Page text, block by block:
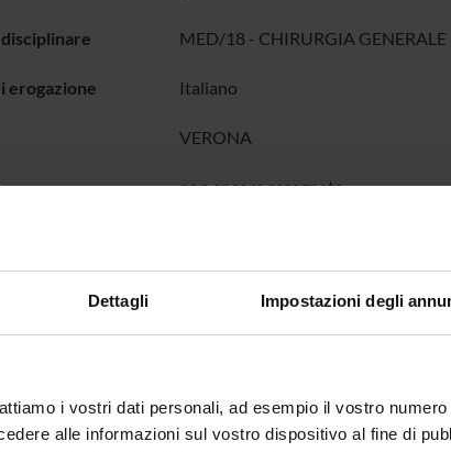
Dettagli Impostazioni degli
i vostri dati personali, ad esempio il vostro
alle informazioni sul vostro dispositivo al fine di
MED/18 - CHIRURGIA GENERALE
erogazione Italiano
VERONA
non ancora assegnato